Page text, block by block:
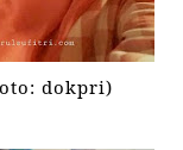
dokpri)